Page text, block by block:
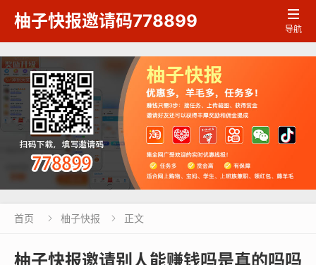
柚子快报邀请码778899 
导航
首页  柚子快报  正文
柚子快报邀请别人能赚钱吗是真的吗吗